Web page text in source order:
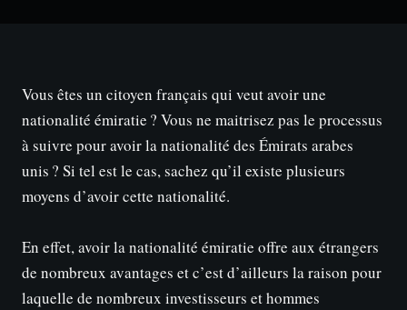
Vous êtes un citoyen français qui veut avoir une
nationalité émiratie ? Vous ne maitrisez pas le processus
à suivre pour avoir la nationalité des Émirats arabes
unis ? Si tel est le cas, sachez qu’il existe plusieurs
moyens d’avoir cette nationalité.
En effet, avoir la nationalité émiratie offre aux étrangers
de nombreux avantages et c’est d’ailleurs la raison pour
laquelle de nombreux investisseurs et hommes